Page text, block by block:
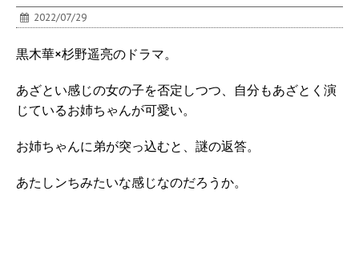
2022/07/29
黒木華×杉野遥亮のドラマ。
あざとい感じの女の子を否定しつつ、自分もあざとく演
じているお姉ちゃんが可愛い。
お姉ちゃんに弟が突っ込むと、謎の返答。
あたしンちみたいな感じなのだろうか。